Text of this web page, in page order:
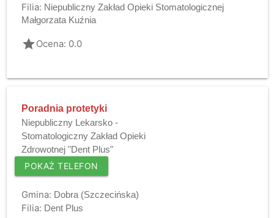
Filia: Niepubliczny Zakład Opieki Stomatologicznej
Małgorzata Kuźnia
gradeOcena: 0.0
Poradnia protetyki
Niepubliczny Lekarsko -
Stomatologiczny Zakład Opieki
Zdrowotnej "Dent Plus"
POKAŻ TELEFON
Gmina: Dobra (Szczecińska)
Filia: Dent Plus